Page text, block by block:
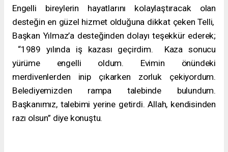
Engelli bireylerin hayatlarını kolaylaştıracak olan
desteğin en güzel hizmet olduğuna dikkat çeken Telli,
Başkan Yılmaz’a desteğinden dolayı teşekkür ederek;
“1989 yılında iş kazası geçirdim. Kaza sonucu
yürüme engelli oldum. Evimin önündeki
merdivenlerden inip çıkarken zorluk çekiyordum.
Belediyemizden rampa talebinde bulundum.
Başkanımız, talebimi yerine getirdi. Allah, kendisinden
razı olsun” diye konuştu.